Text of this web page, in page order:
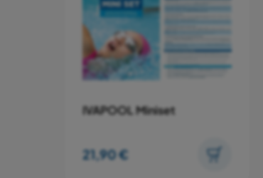
IVAPOOL Miniset
21,90 €